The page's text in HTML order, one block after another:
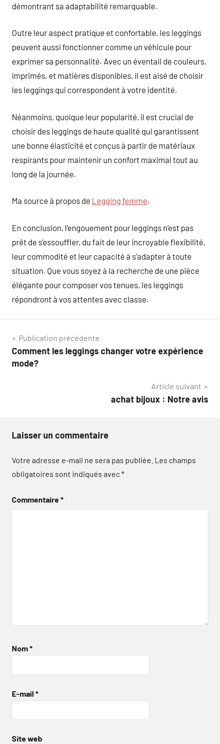
démontrant sa adaptabilité remarquable.
Outre leur aspect pratique et confortable, les leggings
peuvent aussi fonctionner comme un véhicule pour
exprimer sa personnalité. Avec un éventail de couleurs,
imprimés, et matières disponibles, il est aisé de choisir
les leggings qui correspondent à votre identité.
Néanmoins, quoique leur popularité, il est crucial de
choisir des leggings de haute qualité qui garantissent
une bonne élasticité et conçus à partir de matériaux
respirants pour maintenir un confort maximal tout au
long de la journée.
Ma source à propos de Legging femme.
En conclusion, l’engouement pour leggings n’est pas
prêt de s’essouffler, du fait de leur incroyable flexibilité,
leur commodité et leur capacité à s’adapter à toute
situation. Que vous soyez à la recherche de une pièce
élégante pour composer vos tenues, les leggings
répondront à vos attentes avec classe.
Navigation
de
Publication précédente
Comment les leggings changer votre expérience
mode?
Article suivant
achat bijoux : Notre avis
Laisser un commentaire
Votre adresse e-mail ne sera pas publiée. Les champs
obligatoires sont indiqués avec*
Commentaire*
Nom*
E-mail *
Site web